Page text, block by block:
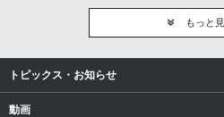
もっと
トピックス・お知らせ
動画